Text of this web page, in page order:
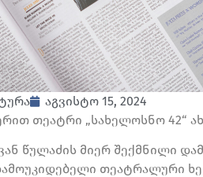
აგვისტო 15, 2024
თეატრი „სახელოსნო 42“
წულაძის მიერ შექმნილი
თეატრალური